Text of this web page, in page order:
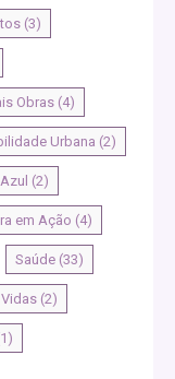
(3)
Obras (4)
Urbana (2)
(2)
em Ação (4)
Saúde (33)
(2)